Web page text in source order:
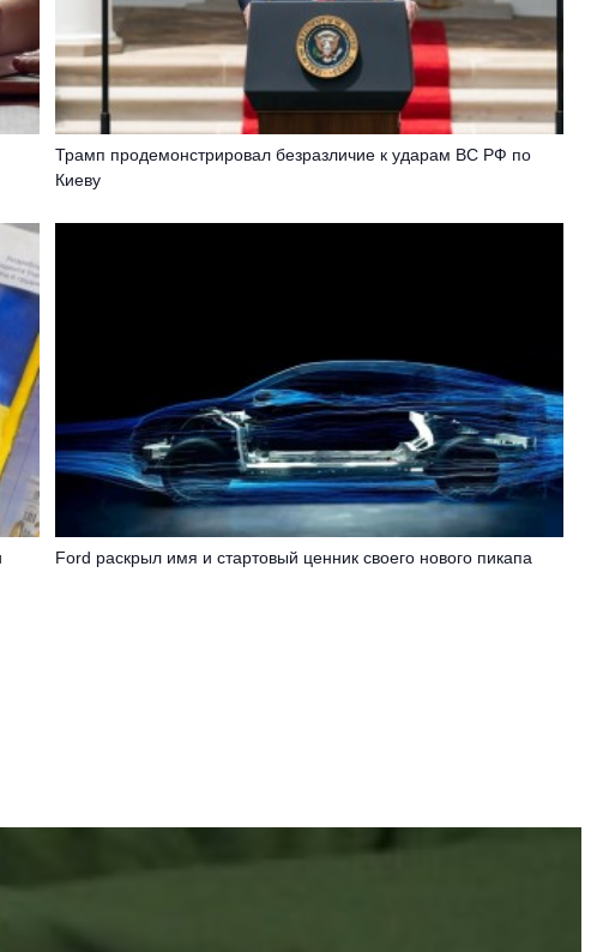
Трамп продемонстрировал безразличие к ударам ВС РФ по
Киеву
Ford раскрыл имя и стартовый ценник своего нового пикапа